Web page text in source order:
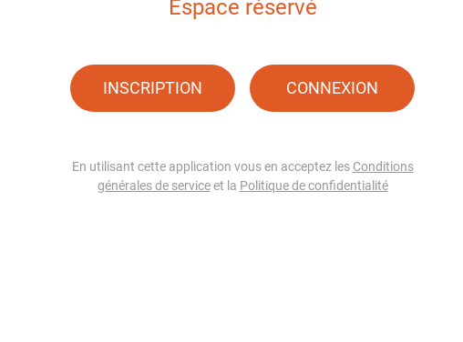
Espace réservé
INSCRIPTION CONNEXION
En utilisant cette application vous en acceptez les Conditions
générales de serviceet la Politique de confidentialité